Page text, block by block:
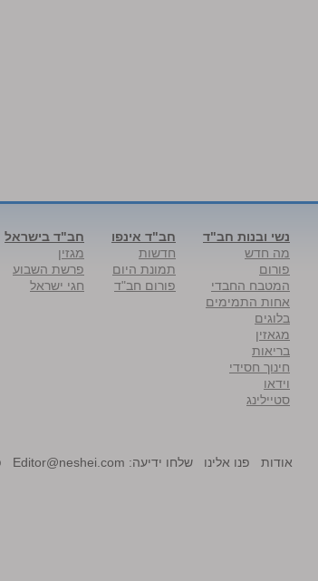
נשי ובנות חב"ד
מה חדש
פורום
המטבח החבדי
אחות התמימים
בלוגים
מגאזין
בריאות
חינוך חסידי
וידאו
סטיילינג
חב"ד אינפו
חדשות
תמונת היום
פורום חב"ד
חב"ד בישראל
מגזין
פרשת השבוע
חגי ישראל
אודות פנו אלינו שלחו ידיעה: Editor@neshei.com